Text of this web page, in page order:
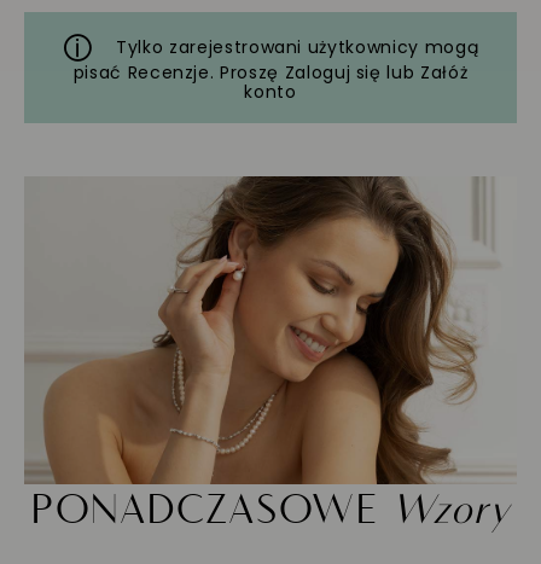
Tylko zarejestrowani użytkownicy mogą
pisać Recenzje. Proszę Zaloguj się lub Załóż
konto
PONADCZASOWE Wzory